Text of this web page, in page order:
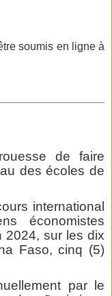
soumis en ligne à
de faire
des écoles de
international
économistes
2024, sur les dix
Faso, cinq (5)
par le